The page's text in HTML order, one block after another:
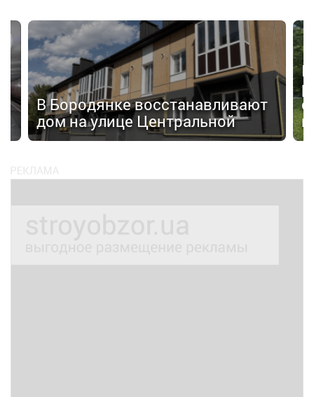
В Бородянке восстанавливают
дом на улице Центральной